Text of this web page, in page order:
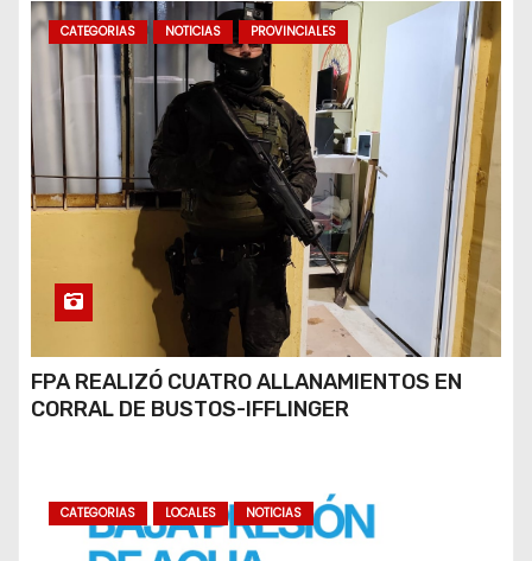
CATEGORIAS NOTICIAS PROVINCIALES
FPA REALIZÓ CUATRO ALLANAMIENTOS EN
CORRAL DE BUSTOS-IFFLINGER
CATEGORIAS LOCALES NOTICIAS